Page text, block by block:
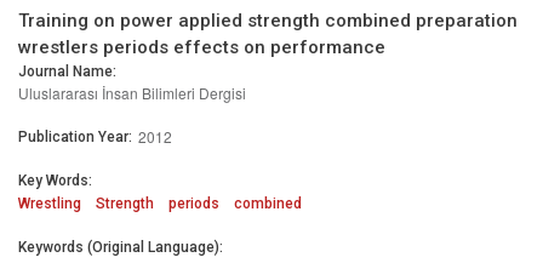
Training on power applied strength combined preparation
wrestlers periods effects on performance
Journal Name:
Uluslararası İnsan Bilimleri Dergisi
Publication Year: 2012
Key Words:
Wrestling
Strength periods combined
Keywords (Original Language):